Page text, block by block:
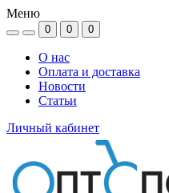
Меню
0 0 0
О нас
Оплата и доставка
Новости
Статьи
Личный кабинет